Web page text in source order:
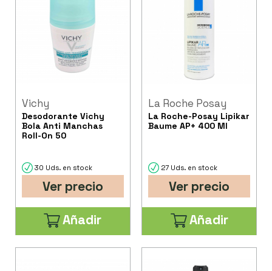
Vichy
Desodorante Vichy
Bola Anti Manchas
Roll-On 50
30 Uds. en stock
Ver precio
Añadir
La Roche Posay
La Roche-Posay Lipikar
Baume AP+ 400 Ml
27 Uds. en stock
Ver precio
Añadir